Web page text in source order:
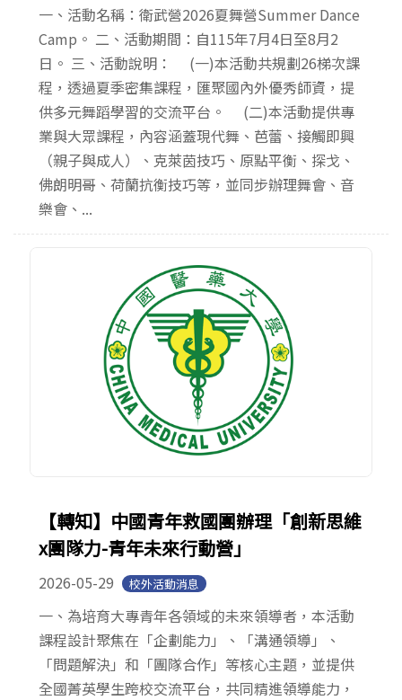
一、活動名稱：衛武營2026夏舞營Summer Dance
Camp。 二、活動期間：自115年7月4日至8月2
日。 三、活動說明： (一)本活動共規劃26梯次課
程，透過夏季密集課程，匯聚國內外優秀師資，提
供多元舞蹈學習的交流平台。 (二)本活動提供專
業與大眾課程，內容涵蓋現代舞、芭蕾、接觸即興
（親子與成人）、克萊茵技巧、原點平衡、探戈、
佛朗明哥、荷蘭抗衡技巧等，並同步辦理舞會、音
樂會、...
【轉知】中國青年救國團辦理「創新思維
x團隊力-青年未來行動營」
2026-05-29 校外活動消息
一、為培育大專青年各領域的未來領導者，本活動
課程設計聚焦在「企劃能力」、「溝通領導」、
「問題解決」和「團隊合作」等核心主題，並提供
全國菁英學生跨校交流平台，共同精進領導能力，